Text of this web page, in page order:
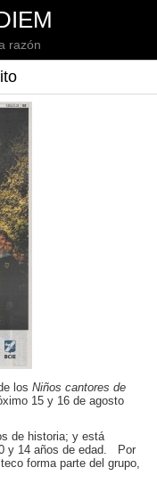
razón
los Niños cantores de
15 y 16 de agosto
de historia; y está
y 14 años de edad. Por
forma parte del grupo,